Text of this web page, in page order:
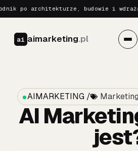
po architekturze, budowie i wdrażaniu
ai aimarketing.pl
AIMARKETING /
AI